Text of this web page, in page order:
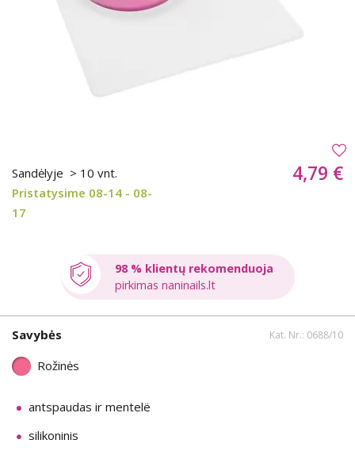
Sandėlyje > 10 vnt.
Pristatysime 08-14 - 08-
17
4,79 €
98 % klientų rekomenduoja
pirkimas naninails.lt
Savybės Kat. Nr.: 0688/10
Rožinės
antspaudas ir mentelë
silikoninis